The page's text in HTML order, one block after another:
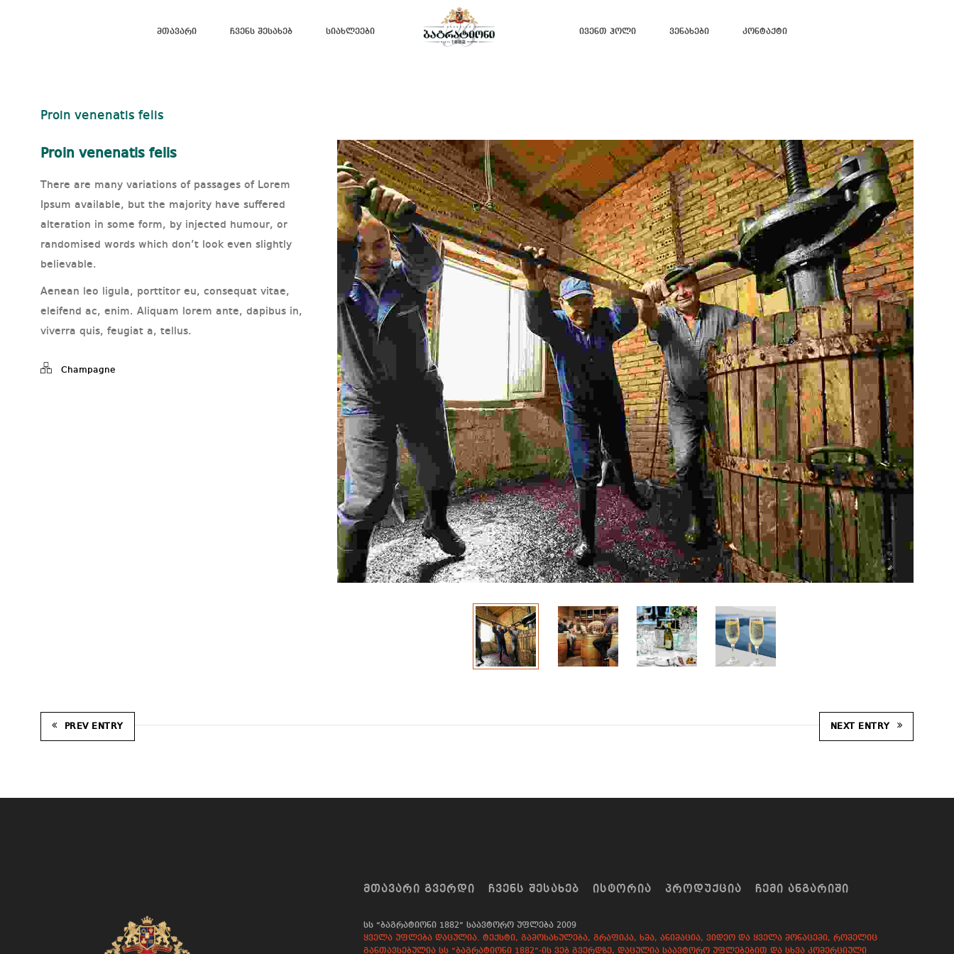
Მთავარი Ჩვენს Შესახებ Სიახლეები Ივენთ Ჰოლი Ვენახები Კონტაქტი
Proin venenatis felis
Proin venenatis felis
There are many variations of passages of Lorem
Ipsum available, but the majority have suffered
alteration in some form, by injected humour, or
randomised words which don’t look even slightly
believable.
Aenean leo ligula, porttitor eu, consequat vitae,
eleifend ac, enim. Aliquam lorem ante, dapibus in,
viverra quis, feugiat a, tellus.
Champagne
PREV ENTRY NEXT ENTRY
ᲛᲗᲐᲕᲐᲠᲘ ᲒᲕᲔᲠᲓᲘ ᲩᲕᲔᲜᲡ ᲨᲔᲡᲐᲮᲔᲑ ᲘᲡᲢᲝᲠᲘᲐ ᲞᲠᲝᲓᲣᲥᲪᲘᲐ ᲩᲔᲛᲘ ᲐᲜᲒᲐᲠᲘᲨᲘ
სს “ბაგრატიონი 1882” საავტორო უფლება 2009
ყველა უფლება დაცულია. ტექსტი, გამოსახულება, გრაფიკა, ხმა, ანიმაცია, ვიდეო და ყველა მონაცემი, რომელიც
განთავსებულია სს “ბაგრატიონი 1882”-ის ვებ გვერდზე, დაცულია საავტორო უფლებებით და სხვა კომერციული